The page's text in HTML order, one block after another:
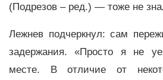
(Подрезов – ред.) — тоже не
Лежнев подчеркнул: сам
задержания. «Просто я не
месте. В отличие от